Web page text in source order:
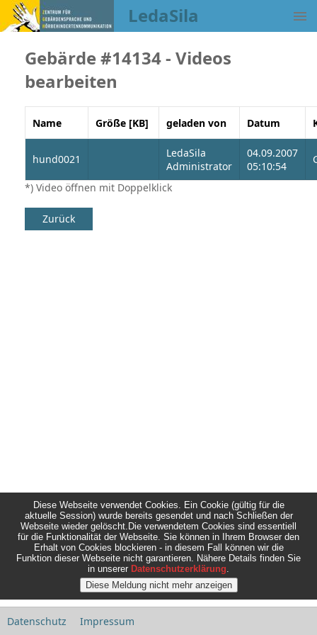
LedaSila
Gebärde #14134 - Videos
bearbeiten
Name Größe [KB] geladen von Datum
hund0021
LedaSila
Administrator
04.09.2007
05:10:54
*) Video öffnen mit Doppelklick
Zurück
Datenschutz Impressum
Diese Webseite verwendet Cookies. Ein Cookie (gültig für die
aktuelle Session) wurde bereits gesendet und nach Schließen der
Webseite wieder gelöscht.Die verwendetem Cookies sind essentiell
für die Funktionalität der Webseite. Sie können in Ihrem Browser den
Erhalt von Cookies blockieren - in diesem Fall können wir die
Funktion dieser Webseite nicht garantieren. Nähere Details finden Sie
in unserer Datenschutzerklärung.